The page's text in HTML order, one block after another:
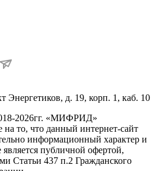
Энергетиков, д. 19, корп. 1, каб. 10
2026гг. «МИФРИД»
то, что данный интернет-сайт
информационный характер и
публичной офертой,
Статьи 437 п.2 Гражданского